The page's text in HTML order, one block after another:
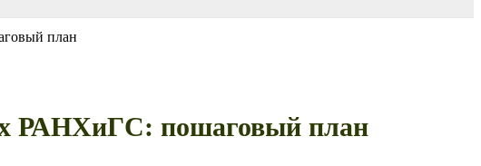
план
РАНХиГС: пошаговый план